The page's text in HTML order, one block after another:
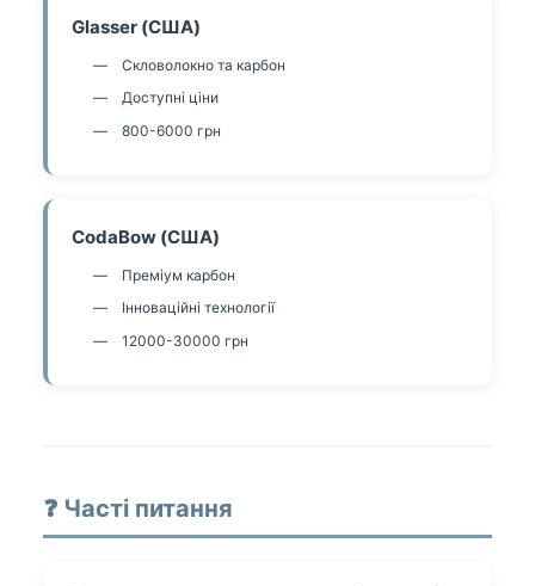
Glasser (США)
Скловолокно та карбон
Доступні ціни
800-6000 грн
CodaBow (США)
Преміум карбон
Інноваційні технології
12000-30000 грн
❓ Часті питання